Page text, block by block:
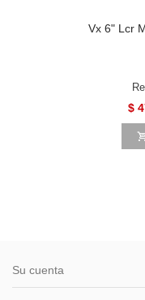
Vx 6" Lcr
$
Su cuenta